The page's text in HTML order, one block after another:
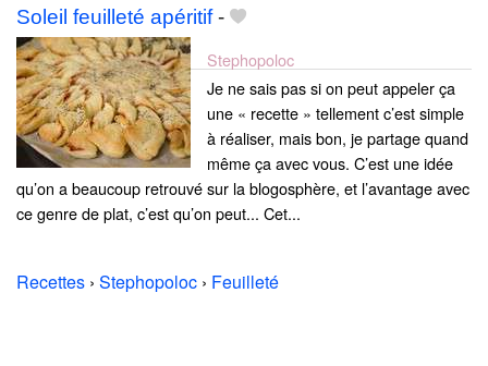
Soleil feuilleté apéritif-
Stephopoloc
Je ne sais pas si on peut appeler ça
une « recette » tellement c’est simple
à réaliser, mais bon, je partage quand
même ça avec vous. C’est une idée
qu’on a beaucoup retrouvé sur la blogosphère, et l’avantage avec
ce genre de plat, c’est qu’on peut... Cet...
Recettes › Stephopoloc › Feuilleté